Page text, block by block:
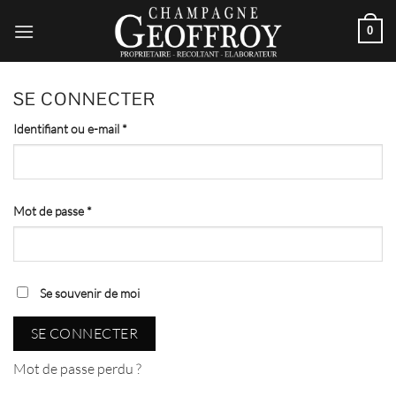
0
SE CONNECTER
Identifiant ou e-mail *Obligatoire
Mot de passe *Obligatoire
Se souvenir de moi
SE CONNECTER
Mot de passe perdu ?